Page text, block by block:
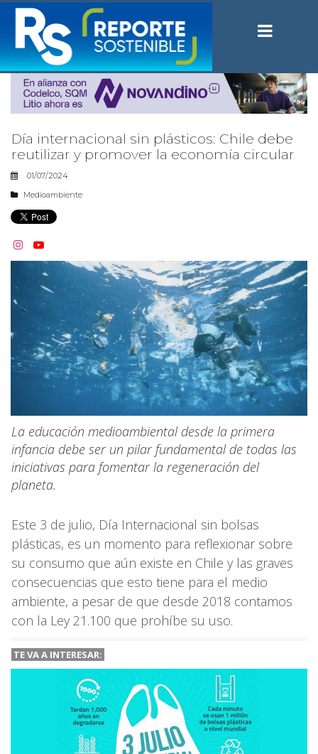
Día internacional sin plásticos: Chile debe
reutilizar y promover la economía circular
01/07/2024
Medioambiente
 
La educación medioambiental desde la primera
infancia debe ser un pilar fundamental de todas las
iniciativas para fomentar la regeneración del
planeta.
Este 3 de julio, Día Internacional sin bolsas
plásticas, es un momento para reflexionar sobre
su consumo que aún existe en Chile y las graves
consecuencias que esto tiene para el medio
ambiente, a pesar de que desde 2018 contamos
con la Ley 21.100 que prohíbe su uso.
TE VA A INTERESAR: